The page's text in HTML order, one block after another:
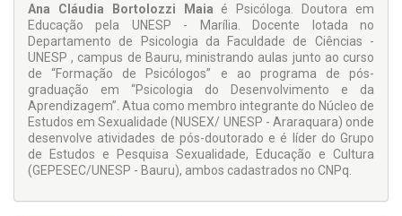
Ana Cláudia Bortolozzi Maia é Psicóloga. Doutora em
Educação pela UNESP - Marília. Docente lotada no
Departamento de Psicologia da Faculdade de Ciências -
UNESP , campus de Bauru, ministrando aulas junto ao curso
de “Formação de Psicólogos” e ao programa de pós-
graduação em “Psicologia do Desenvolvimento e da
Aprendizagem”. Atua como membro integrante do Núcleo de
Estudos em Sexualidade (NUSEX/ UNESP - Araraquara) onde
desenvolve atividades de pós-doutorado e é líder do Grupo
de Estudos e Pesquisa Sexualidade, Educação e Cultura
(GEPESEC/UNESP - Bauru), ambos cadastrados no CNPq.